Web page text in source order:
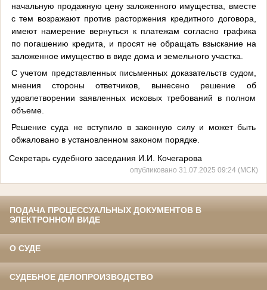
начальную продажную цену заложенного имущества, вместе
с тем возражают против расторжения кредитного договора,
имеют намерение вернуться к платежам согласно графика
по погашению кредита, и просят не обращать взыскание на
заложенное имущество в виде дома и земельного участка.
С учетом представленных письменных доказательств судом,
мнения стороны ответчиков, вынесено решение об
удовлетворении заявленных исковых требований в полном
объеме.
Решение суда не вступило в законную силу и может быть
обжаловано в установленном законом порядке.
Секретарь судебного заседания И.И. Кочегарова
опубликовано 31.07.2025 09:24 (МСК)
ПОДАЧА ПРОЦЕССУАЛЬНЫХ ДОКУМЕНТОВ В
ЭЛЕКТРОННОМ ВИДЕ
О СУДЕ
СУДЕБНОЕ ДЕЛОПРОИЗВОДСТВО